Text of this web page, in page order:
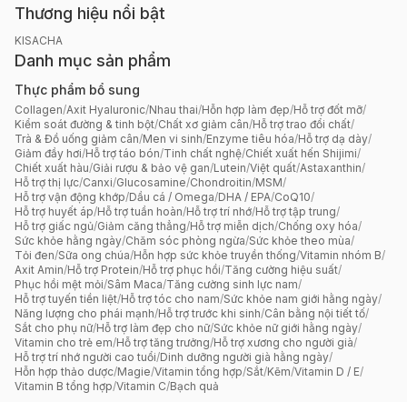
Thương hiệu nổi bật
KISACHA
Danh mục sản phẩm
Thực phẩm bổ sung
Collagen/Axit Hyaluronic/Nhau thai/Hỗn hợp làm đẹp/Hỗ trợ đốt mỡ/
Kiểm soát đường & tinh bột/Chất xơ giảm cân/Hỗ trợ trao đổi chất/
Trà & Đồ uống giảm cân/Men vi sinh/Enzyme tiêu hóa/Hỗ trợ dạ dày/
Giảm đầy hơi/Hỗ trợ táo bón/Tinh chất nghệ/Chiết xuất hến Shijimi/
Chiết xuất hàu/Giải rượu & bảo vệ gan/Lutein/Việt quất/Astaxanthin/
Hỗ trợ thị lực/Canxi/Glucosamine/Chondroitin/MSM/
Hỗ trợ vận động khớp/Dầu cá / Omega/DHA / EPA/CoQ10/
Hỗ trợ huyết áp/Hỗ trợ tuần hoàn/Hỗ trợ trí nhớ/Hỗ trợ tập trung/
Hỗ trợ giấc ngủ/Giảm căng thẳng/Hỗ trợ miễn dịch/Chống oxy hóa/
Sức khỏe hằng ngày/Chăm sóc phòng ngừa/Sức khỏe theo mùa/
Tỏi đen/Sữa ong chúa/Hỗn hợp sức khỏe truyền thống/Vitamin nhóm B/
Axit Amin/Hỗ trợ Protein/Hỗ trợ phục hồi/Tăng cường hiệu suất/
Phục hồi mệt mỏi/Sâm Maca/Tăng cường sinh lực nam/
Hỗ trợ tuyến tiền liệt/Hỗ trợ tóc cho nam/Sức khỏe nam giới hằng ngày/
Năng lượng cho phái mạnh/Hỗ trợ trước khi sinh/Cân bằng nội tiết tố/
Sắt cho phụ nữ/Hỗ trợ làm đẹp cho nữ/Sức khỏe nữ giới hằng ngày/
Vitamin cho trẻ em/Hỗ trợ tăng trưởng/Hỗ trợ xương cho người già/
Hỗ trợ trí nhớ người cao tuổi/Dinh dưỡng người già hằng ngày/
Hỗn hợp thảo dược/Magie/Vitamin tổng hợp/Sắt/Kẽm/Vitamin D / E/
Vitamin B tổng hợp/Vitamin C/Bạch quả